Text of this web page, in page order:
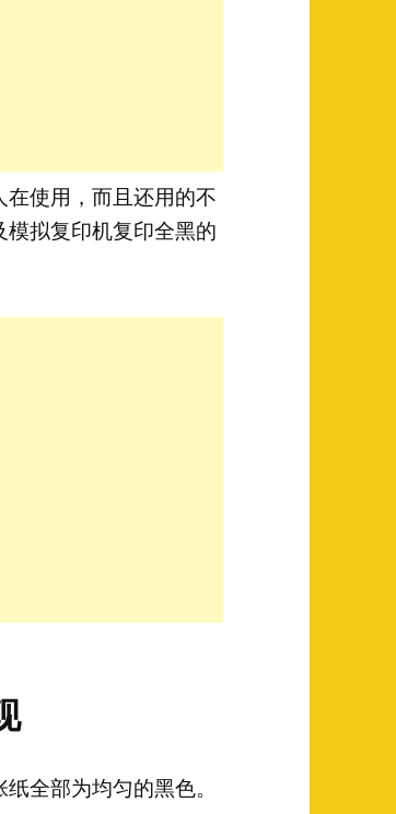
使用，而且还用的不
模拟复印机复印全黑的
全部为均匀的黑色。